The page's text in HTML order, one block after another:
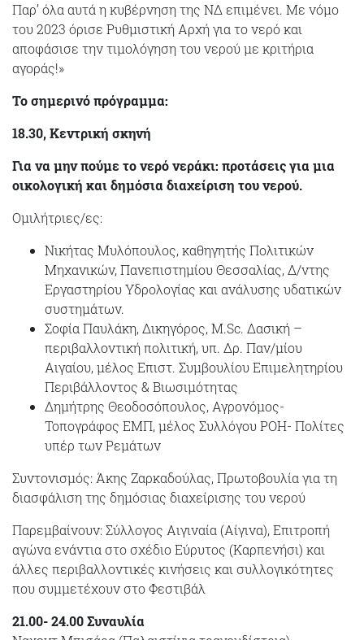
Παρ’ όλα αυτά η κυβέρνηση της ΝΔ επιμένει. Με νόμο
του 2023 όρισε Ρυθμιστική Αρχή για το νερό και
αποφάσισε την τιμολόγηση του νερού με κριτήρια
αγοράς!»
Το σημερινό πρόγραμμα:
18.30, Κεντρική σκηνή
Για να μην πούμε το νερό νεράκι: προτάσεις για μια
οικολογική και δημόσια διαχείριση του νερού.
Ομιλήτριες/ες:
Νικήτας Μυλόπουλος, καθηγητής Πολιτικών
Μηχανικών, Πανεπιστημίου Θεσσαλίας, Δ/ντης
Εργαστηρίου Υδρολογίας και ανάλυσης υδατικών
συστημάτων.
Σοφία Παυλάκη, Δικηγόρος, M.Sc. Δασική –
περιβαλλοντική πολιτική, υπ. Δρ. Παν/μίου
Αιγαίου, μέλος Επιστ. Συμβουλίου Επιμελητηρίου
Περιβάλλοντος & Βιωσιμότητας
Δημήτρης Θεοδοσόπουλος, Αγρονόμος-
Τοπογράφος ΕΜΠ, μέλος Συλλόγου ΡΟΗ- Πολίτες
υπέρ των Ρεμάτων
Συντονισμός: Άκης Ζαρκαδούλας, Πρωτοβουλία για τη
διασφάλιση της δημόσιας διαχείρισης του νερού
Παρεμβαίνουν: Σύλλογος Αιγιναία (Αίγινα), Επιτροπή
αγώνα ενάντια στο σχέδιο Εύρυτος (Καρπενήσι) και
άλλες περιβαλλοντικές κινήσεις και συλλογικότητες
που συμμετέχουν στο Φεστιβάλ
21.00- 24.00 Συναυλία